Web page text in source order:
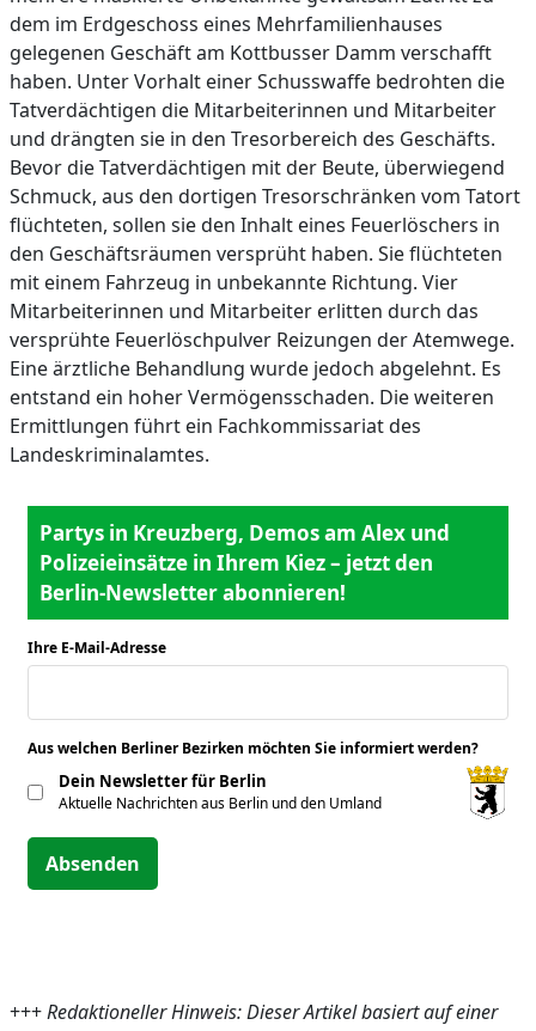
dem im Erdgeschoss eines Mehrfamilienhauses
gelegenen Geschäft am Kottbusser Damm verschafft
haben. Unter Vorhalt einer Schusswaffe bedrohten die
Tatverdächtigen die Mitarbeiterinnen und Mitarbeiter
und drängten sie in den Tresorbereich des Geschäfts.
Bevor die Tatverdächtigen mit der Beute, überwiegend
Schmuck, aus den dortigen Tresorschränken vom Tatort
flüchteten, sollen sie den Inhalt eines Feuerlöschers in
den Geschäftsräumen versprüht haben. Sie flüchteten
mit einem Fahrzeug in unbekannte Richtung. Vier
Mitarbeiterinnen und Mitarbeiter erlitten durch das
versprühte Feuerlöschpulver Reizungen der Atemwege.
Eine ärztliche Behandlung wurde jedoch abgelehnt. Es
entstand ein hoher Vermögensschaden. Die weiteren
Ermittlungen führt ein Fachkommissariat des
Landeskriminalamtes.
Partys in Kreuzberg, Demos am Alex und
Polizeieinsätze in Ihrem Kiez – jetzt den
Berlin-Newsletter abonnieren!
Ihre E-Mail-Adresse
Aus welchen Berliner Bezirken möchten Sie informiert werden?
Dein Newsletter für Berlin
Aktuelle Nachrichten aus Berlin und den Umland
Absenden
+++Redaktioneller Hinweis: Dieser Artikel basiert auf einer